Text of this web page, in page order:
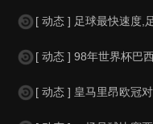
[ 动态 ] 足球最快速度,足球前锋
[ 动态 ] 98年世界杯巴西队
[ 动态 ] 皇马里昂欧冠对战